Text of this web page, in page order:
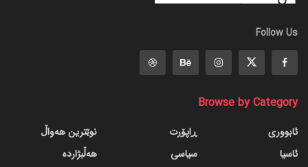
Follow Us
Browse by Category
ئابووری
ئاسیا
ڕاپۆرت
سیاسی
نوێترین هەواڵ
هەڵبژاردە